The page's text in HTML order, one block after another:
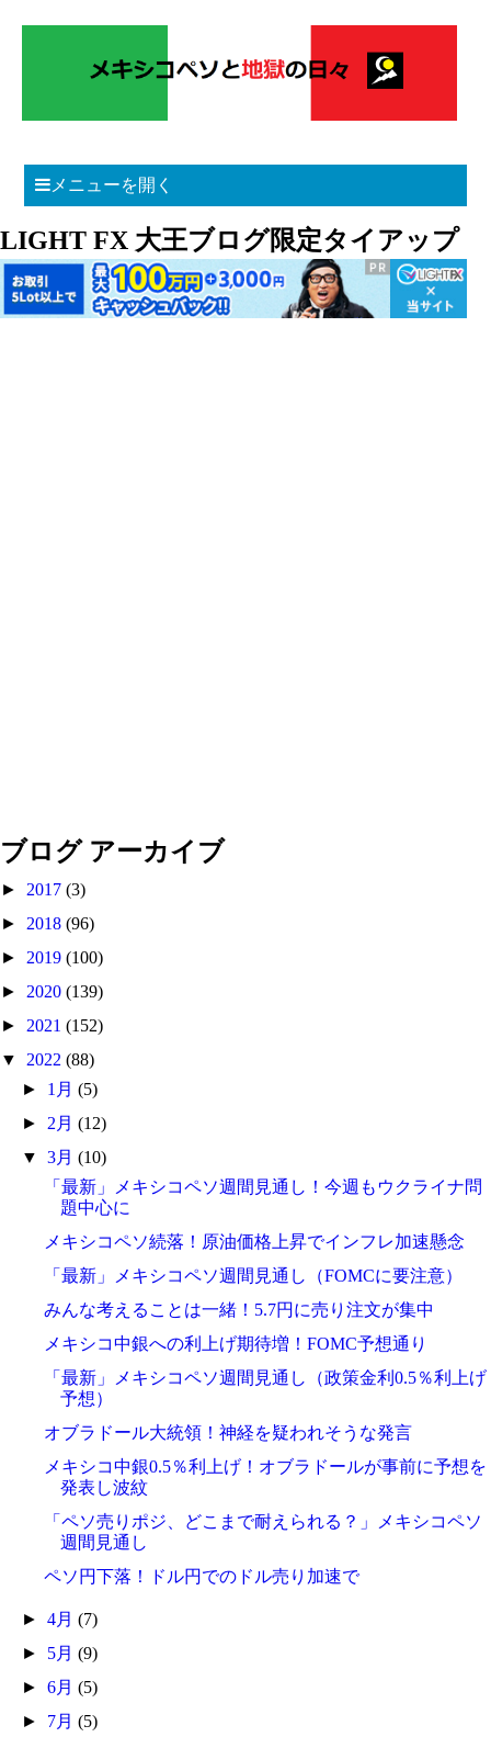
メニューを開く
LIGHT FX 大王ブログ限定タイアップ
ブログ アーカイブ
► 2017 (3)
► 2018 (96)
► 2019 (100)
► 2020 (139)
► 2021 (152)
▼ 2022 (88)
► 1月(5)
► 2月(12)
▼3月(10)
「最新」メキシコペソ週間見通し！今週もウクライナ問
題中心に
メキシコペソ続落！原油価格上昇でインフレ加速懸念
「最新」メキシコペソ週間見通し（FOMCに要注意）
みんな考えることは一緒！5.7円に売り注文が集中
メキシコ中銀への利上げ期待増！FOMC予想通り
「最新」メキシコペソ週間見通し（政策金利0.5％利上げ
予想）
オブラドール大統領！神経を疑われそうな発言
メキシコ中銀0.5％利上げ！オブラドールが事前に予想を
発表し波紋
「ペソ売りポジ、どこまで耐えられる？」メキシコペソ
週間見通し
ペソ円下落！ドル円でのドル売り加速で
►4月(7)
► 5月(9)
►6月(5)
► 7月(5)